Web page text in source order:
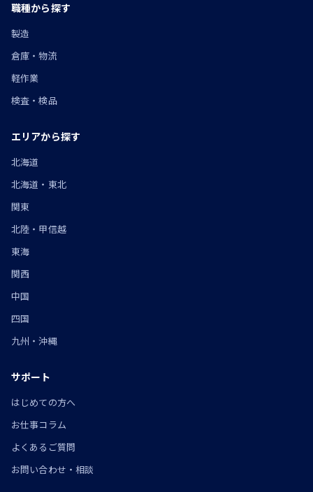
職種から探す
製造
倉庫・物流
軽作業
検査・検品
エリアから探す
北海道
北海道・東北
関東
北陸・甲信越
東海
関西
中国
四国
九州・沖縄
サポート
はじめての方へ
お仕事コラム
よくあるご質問
お問い合わせ・相談